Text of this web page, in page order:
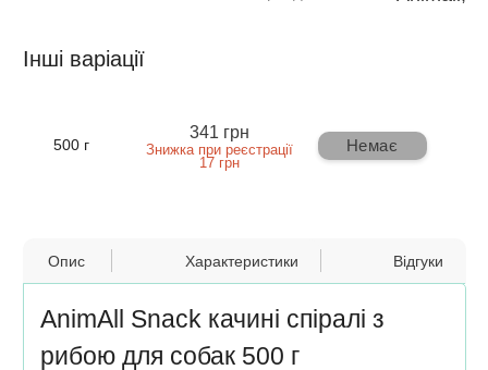
Інші варіації
500 г
341 грн
Знижка при реєстрації
17 грн
Немає
Опис Характеристики Відгуки
AnimAll Snack качині спіралі з
рибою для собак 500 г